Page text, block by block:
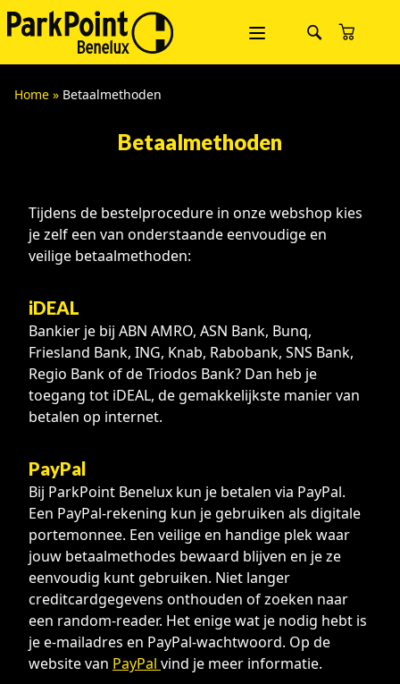
Home » Betaalmethoden
Betaalmethoden
Tijdens de bestelprocedure in onze webshop kies
je zelf een van onderstaande eenvoudige en
veilige betaalmethoden:
iDEAL
Bankier je bij ABN AMRO, ASN Bank, Bunq,
Friesland Bank, ING, Knab, Rabobank, SNS Bank,
Regio Bank of de Triodos Bank? Dan heb je
toegang tot iDEAL, de gemakkelijkste manier van
betalen op internet.
PayPal
Bij ParkPoint Benelux kun je betalen via PayPal.
Een PayPal-rekening kun je gebruiken als digitale
portemonnee. Een veilige en handige plek waar
jouw betaalmethodes bewaard blijven en je ze
eenvoudig kunt gebruiken. Niet langer
creditcardgegevens onthouden of zoeken naar
een random-reader. Het enige wat je nodig hebt is
je e-mailadres en PayPal-wachtwoord. Op de
website van PayPal vind je meer informatie.